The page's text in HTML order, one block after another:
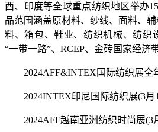
西、印度等全球重点纺织地区举办
品范围涵盖原材料、纱线、面料、辅
料、箱包、鞋业、纺织机械、纺织
“一带一路”、RCEP、金砖国家经济
2024AFF&INTEX国际纺织展全
2024INTEX印尼国际纺织展(3月
2024AFF越南亚洲纺织时尚展(3